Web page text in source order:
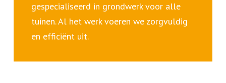
gespecialiseerd in grondwerk voor alle
tuinen. Al het werk voeren we zorgvuldig
en efficiënt uit.